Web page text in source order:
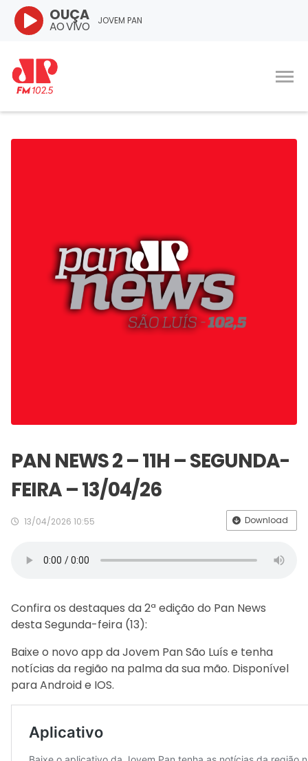
JOVEM PAN
OUÇA
AO VIVO
PAN NEWS 2 – 11H – SEGUNDA-
FEIRA – 13/04/26
13/04/2026 10:55 Download
Confira os destaques da 2ª edição do Pan News
desta Segunda-feira (13):
Baixe o novo app da Jovem Pan São Luís e tenha
notícias da região na palma da sua mão. Disponível
para Android e IOS.